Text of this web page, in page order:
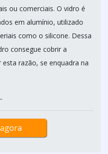
ou comerciais. O vidro é
em alumínio, utilizado
como o silicone. Dessa
consegue cobrir a
razão, se enquadra na